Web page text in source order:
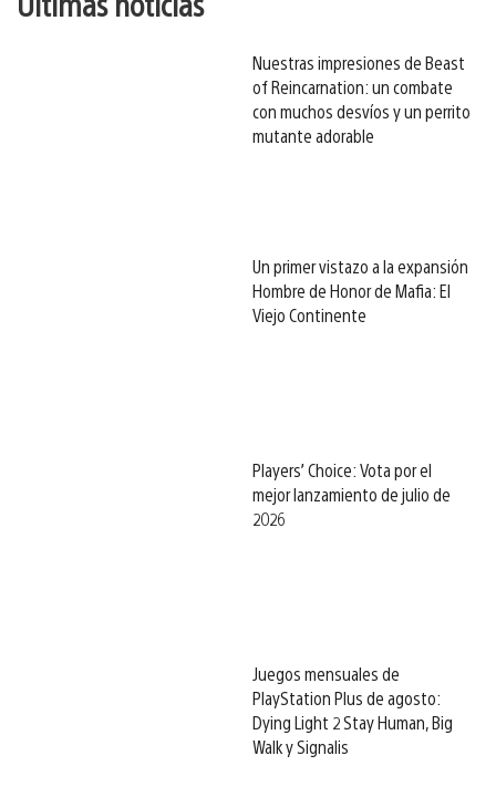
Nuestras impresiones de Beast
of Reincarnation: un combate
con muchos desvíos y un perrito
mutante adorable
Un primer vistazo a la expansión
Hombre de Honor de Mafia: El
Viejo Continente
Players’ Choice: Vota por el
mejor lanzamiento de julio de
2026
Juegos mensuales de
PlayStation Plus de agosto:
Dying Light 2 Stay Human, Big
Walk y Signalis